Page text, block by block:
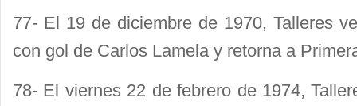
77- El 19 de diciembre de 1970, Talleres
con gol de Carlos Lamela y retorna a
78- El viernes 22 de febrero de 1974,